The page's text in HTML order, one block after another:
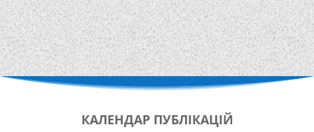
КАЛЕНДАР ПУБЛІКАЦІЙ